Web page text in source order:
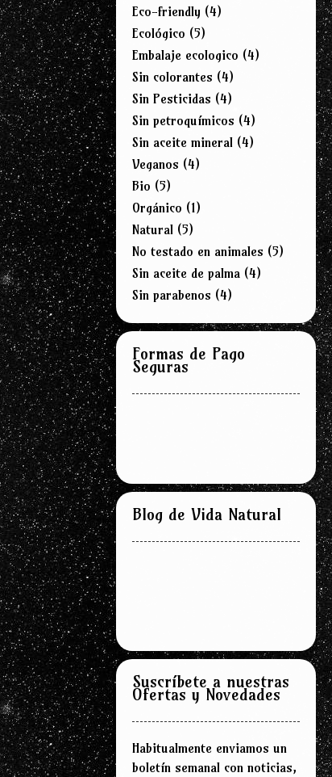
Eco-friendly (4)
Ecológico (5)
Embalaje ecologico (4)
Sin colorantes (4)
Sin Pesticidas (4)
Sin petroquímicos (4)
Sin aceite mineral (4)
Veganos (4)
Bio (5)
Orgánico (1)
Natural (5)
No testado en animales (5)
Sin aceite de palma (4)
Sin parabenos (4)
Formas de Pago
Seguras
Blog de Vida Natural
Suscríbete a nuestras
Ofertas y Novedades
Habitualmente enviamos un
boletín semanal con noticias,